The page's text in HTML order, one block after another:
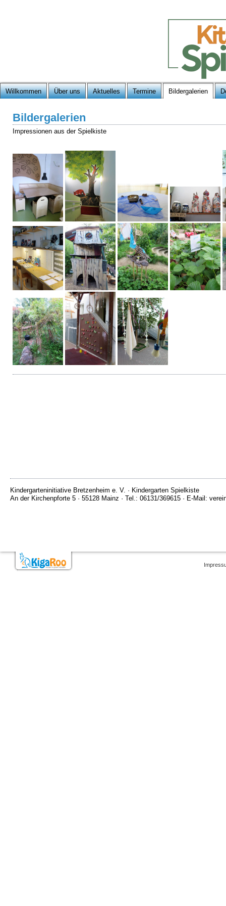
Willkommen Über uns Aktuelles Termine Bildergalerien
Bildergalerien
Impressionen aus der Spielkiste
Kindergarteninitiative Bretzenheim e. V. · Kindergarten Spielkiste
An der Kirchenpforte 5 · 55128 Mainz · Tel.: 06131/369615 · E-Mail: